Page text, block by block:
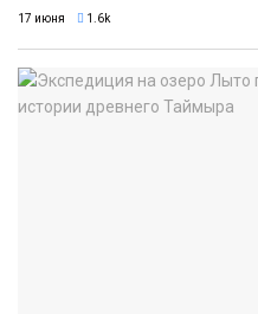
17 июня 1.6k